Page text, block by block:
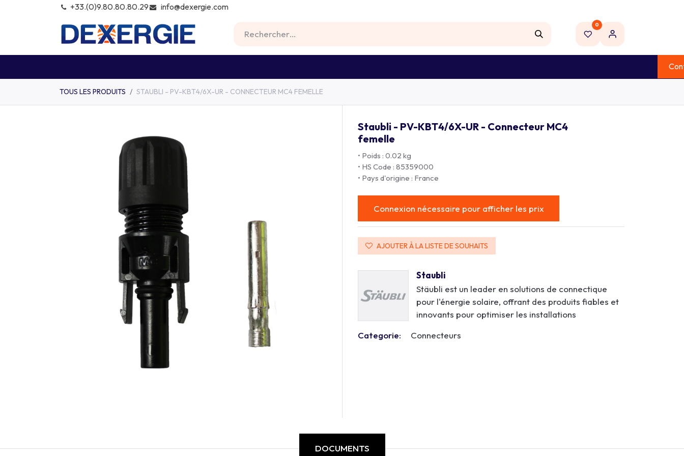
+͏33.(0)9.80.80.80.29 info@dexergie.com
0
NOUVEAU
TOUS LES PRODUITS STAUBLI - PV-KBT4/6X-UR - CONNECTEUR MC4 FEMELLE
Staubli - PV-KBT4/6X-UR - Connecteur MC4
femelle
• Poids : 0.02 kg
• HS Code : 85359000
• Pays d'origine : France
Connexion nécessaire pour afficher les prix
AJOUTER À LA LISTE DE SOUHAITS
Staubli
Stäubli est un leader en solutions de connectique
pour l'énergie solaire, offrant des produits fiables et
innovants pour optimiser les installations
Categorie:
Connecteurs
DOCUMENTS